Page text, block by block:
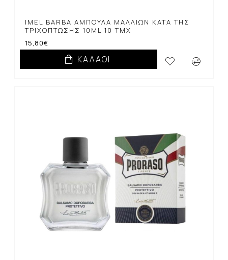
IMEL BARBA ΑΜΠΟΎΛΑ ΜΑΛΛΙΏΝ ΚΑΤΆ ΤΗΣ
ΤΡΙΧΌΠΤΩΣΗΣ 10ML 10 ΤΜΧ
15,80€
ΚΑΛΆΘΙ